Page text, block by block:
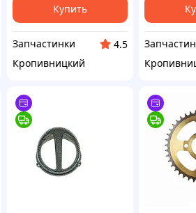
Купить
Запчастинки
4.5
Кропивницкий